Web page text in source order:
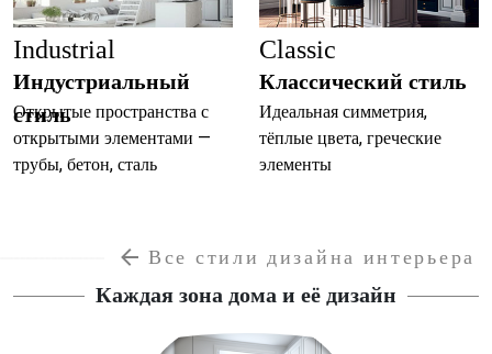
Industrial
Индустриальный
стиль
Открытые пространства с
открытыми элементами —
трубы, бетон, сталь
Classic
Классический стиль
Идеальная симметрия,
тёплые цвета, греческие
элементы
Все стили дизайна интерьера
Каждая зона дома и её дизайн